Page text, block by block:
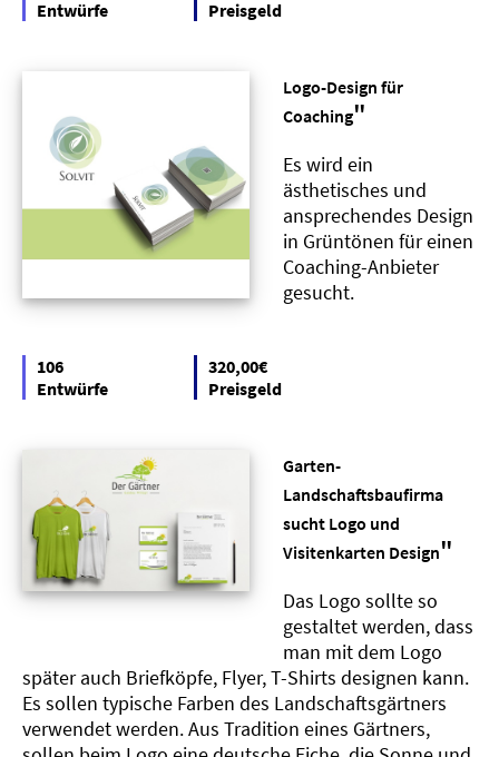
Entwürfe Preisgeld
Logo-Design für
Coaching"
Es wird ein
ästhetisches und
ansprechendes Design
in Grüntönen für einen
Coaching-Anbieter
gesucht.
106
Entwürfe
320,00€
Preisgeld
Garten-
Landschaftsbaufirma
sucht Logo und
Visitenkarten Design"
Das Logo sollte so
gestaltet werden, dass
man mit dem Logo
später auch Briefköpfe, Flyer, T-Shirts designen kann.
Es sollen typische Farben des Landschaftsgärtners
verwendet werden. Aus Tradition eines Gärtners,